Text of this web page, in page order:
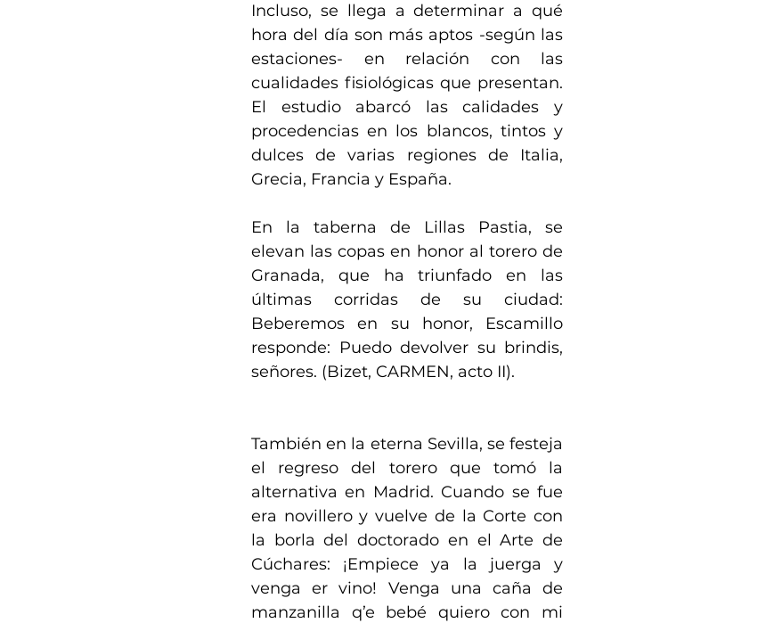
Incluso, se llega a determinar a qué
hora del día son más aptos -según las
estaciones- en relación con las
cualidades fisiológicas que presentan.
El estudio abarcó las calidades y
procedencias en los blancos, tintos y
dulces de varias regiones de Italia,
Grecia, Francia y España.
En la taberna de Lillas Pastia, se
elevan las copas en honor al torero de
Granada, que ha triunfado en las
últimas corridas de su ciudad:
Beberemos en su honor, Escamillo
responde: Puedo devolver su brindis,
señores. (Bizet, CARMEN, acto II).
También en la eterna Sevilla, se festeja
el regreso del torero que tomó la
alternativa en Madrid. Cuando se fue
era novillero y vuelve de la Corte con
la borla del doctorado en el Arte de
Cúchares: ¡Empiece ya la juerga y
venga er vino! Venga una caña de
manzanilla q’e bebé quiero con mi